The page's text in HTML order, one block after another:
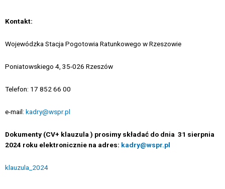
Kontakt:
Wojewódzka Stacja Pogotowia Ratunkowego w Rzeszowie
Poniatowskiego 4, 35-026 Rzeszów
Telefon: 17 852 66 00
e-mail: kadry@wspr.pl
Dokumenty (CV+ klauzula ) prosimy składać do dnia 31 sierpnia
2024 roku elektronicznie na adres: kadry@wspr.pl
klauzula_2024